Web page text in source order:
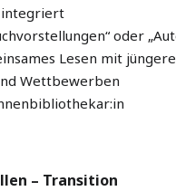
integriert
oder
Lesen mit
Wettbewerben
– Transition